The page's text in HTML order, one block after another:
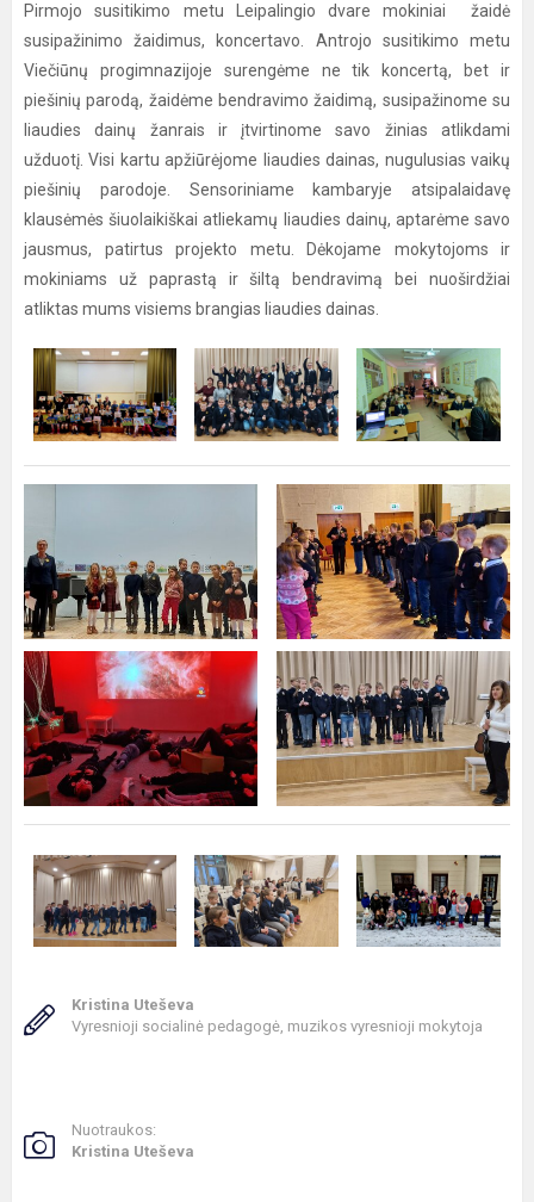
Pirmojo susitikimo metu Leipalingio dvare mokiniai žaidė
susipažinimo žaidimus, koncertavo. Antrojo susitikimo metu
Viečiūnų progimnazijoje surengėme ne tik koncertą, bet ir
piešinių parodą, žaidėme bendravimo žaidimą, susipažinome su
liaudies dainų žanrais ir įtvirtinome savo žinias atlikdami
užduotį. Visi kartu apžiūrėjome liaudies dainas, nugulusias vaikų
piešinių parodoje. Sensoriniame kambaryje atsipalaidavę
klausėmės šiuolaikiškai atliekamų liaudies dainų, aptarėme savo
jausmus, patirtus projekto metu. Dėkojame mokytojoms ir
mokiniams už paprastą ir šiltą bendravimą bei nuoširdžiai
atliktas mums visiems brangias liaudies dainas.
Kristina Uteševa
Vyresnioji socialinė pedagogė, muzikos vyresnioji mokytoja
Nuotraukos:
Kristina Uteševa